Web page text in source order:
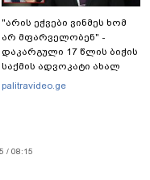
"არის ეჭვები ვინმეს ხომ
არ მფარველობენ" -
დაკარგული 17 წლის ბიჭის
საქმის ადვოკატი ახალ
გარემოებებზე საუბრობს
palitravideo.ge
/ 08:15